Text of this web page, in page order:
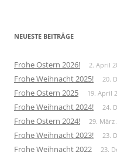
NEUESTE BEITRÄGE
Frohe Ostern 2026! 2. April
Frohe Weihnacht 2025! 20.
Frohe Ostern 2025 19. April
Frohe Weihnacht 2024! 24.
Frohe Ostern 2024! 29. März
Frohe Weihnacht 2023! 23.
Frohe Weihnacht 2022 23.